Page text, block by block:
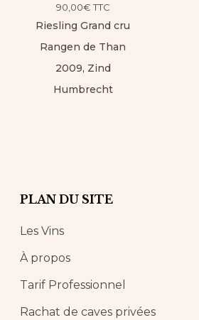
90,00€ TTC
Riesling Grand cru
Rangen de Than
2009, Zind
Humbrecht
PLAN DU SITE
Les Vins
À propos
Tarif Professionnel
Rachat de caves privées